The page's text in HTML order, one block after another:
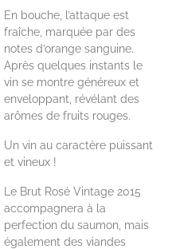
En bouche, l’attaque est
fraîche, marquée par des
notes d’orange sanguine.
Après quelques instants le
vin se montre généreux et
enveloppant, révélant des
arômes de fruits rouges.
Un vin au caractère puissant
et vineux !
Le Brut Rosé Vintage 2015
accompagnera à la
perfection du saumon, mais
également des viandes